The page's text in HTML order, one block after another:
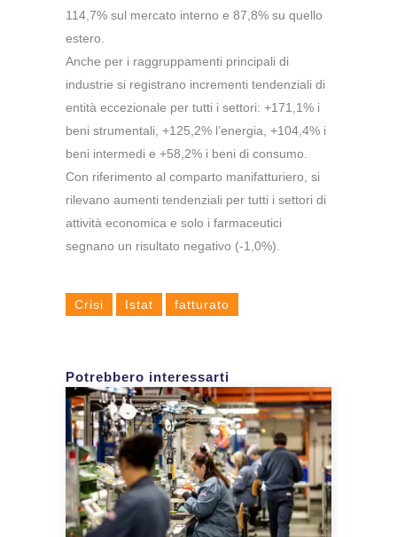
114,7% sul mercato interno e 87,8% su quello
estero.
Anche per i raggruppamenti principali di
industrie si registrano incrementi tendenziali di
entità eccezionale per tutti i settori: +171,1% i
beni strumentali, +125,2% l’energia, +104,4% i
beni intermedi e +58,2% i beni di consumo.
Con riferimento al comparto manifatturiero, si
rilevano aumenti tendenziali per tutti i settori di
attività economica e solo i farmaceutici
segnano un risultato negativo (-1,0%).
Crisi Istat fatturato
Potrebbero interessarti